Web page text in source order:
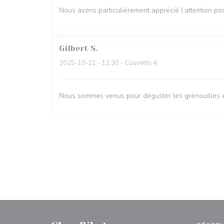
Nous avons particulièrement apprécié l’attention
Gilbert S
2025-10-21 - 12:30 - Couverts 4
Nous sommes venus pour déguster les